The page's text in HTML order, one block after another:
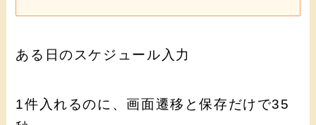
ある日のスケジュール入力
1件入れるのに、画面遷移と保存だけで35